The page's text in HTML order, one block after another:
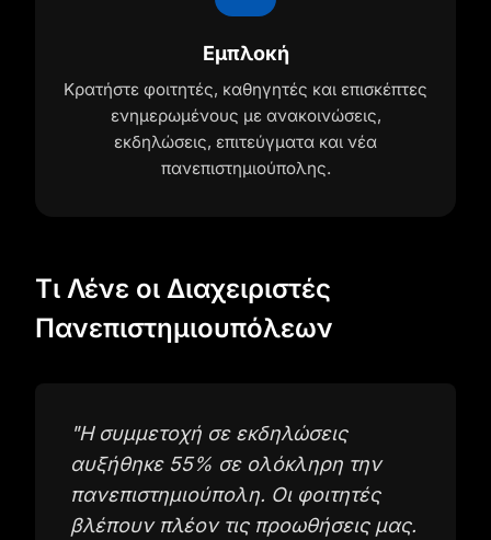
Εμπλοκή
Κρατήστε φοιτητές, καθηγητές και επισκέπτες
ενημερωμένους με ανακοινώσεις,
εκδηλώσεις, επιτεύγματα και νέα
πανεπιστημιούπολης.
Τι Λένε οι Διαχειριστές
Πανεπιστημιουπόλεων
"Η συμμετοχή σε εκδηλώσεις
αυξήθηκε 55% σε ολόκληρη την
πανεπιστημιούπολη. Οι φοιτητές
βλέπουν πλέον τις προωθήσεις μας.